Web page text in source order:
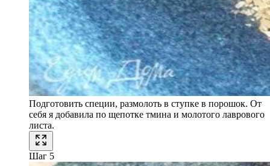
Подготовить специи, размолоть в ступке в порошок. От
себя я добавила по щепотке тмина и молотого лаврового
листа.
Шаг 5